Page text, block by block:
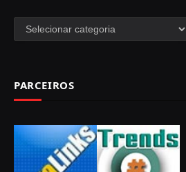
Categorias
PARCEIROS